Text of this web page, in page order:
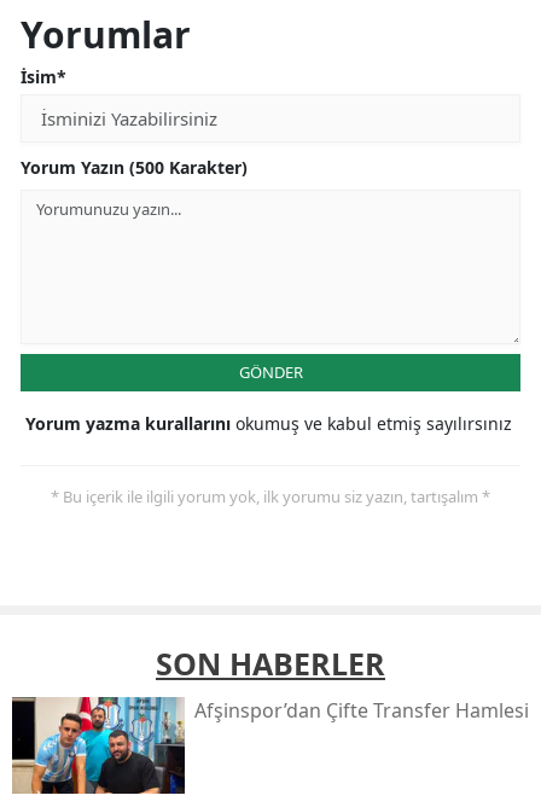
Yorumlar
İsim*
Yorum Yazın (500 Karakter)
GÖNDER
Yorum yazma kurallarını okumuş ve kabul etmiş sayılırsınız
* Bu içerik ile ilgili yorum yok, ilk yorumu siz yazın, tartışalım *
SON HABERLER
Afşinspor’dan Çifte Transfer Hamlesi